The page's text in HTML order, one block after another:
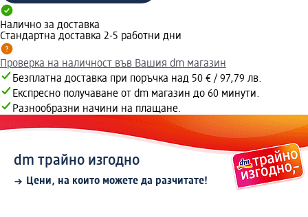
Налично за доставка
Стандартна доставка 2-5 работни дни
Проверка на наличност във Вашия dm магазин
Безплатна доставка при поръчка над 50 € / 97,79 лв.
Експресно получаване от dm магазин до 60 минути.
Разнообразни начини на плащане.
dm трайно изгодно
Цени, на които можете да разчитате!